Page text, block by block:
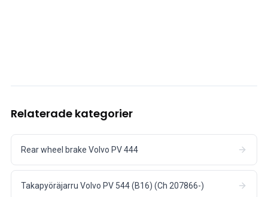
Relaterade kategorier
Rear wheel brake Volvo PV 444
Takapyöräjarru Volvo PV 544 (B16) (Ch 207866-)